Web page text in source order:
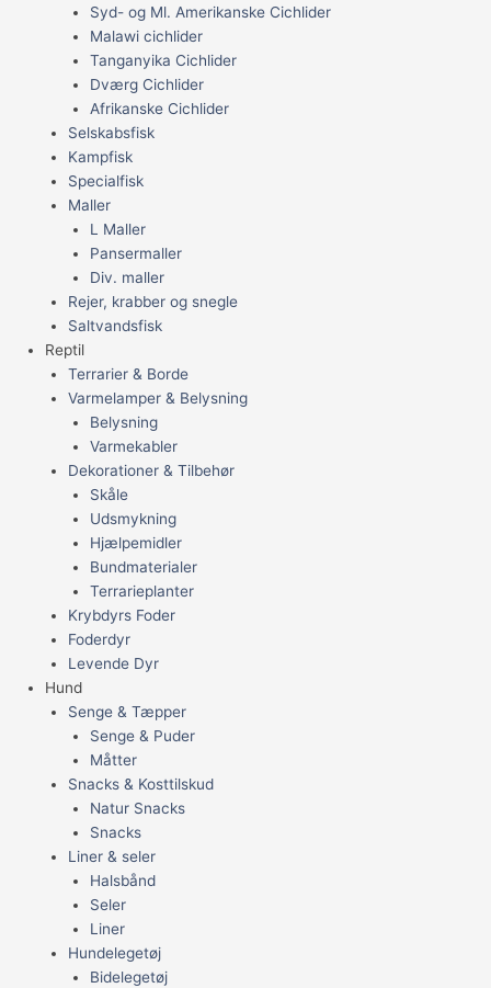
Syd- og Ml. Amerikanske Cichlider
Malawi cichlider
Tanganyika Cichlider
Dværg Cichlider
Afrikanske Cichlider
Selskabsfisk
Kampfisk
Specialfisk
Maller
L Maller
Pansermaller
Div. maller
Rejer, krabber og snegle
Saltvandsfisk
Reptil
Terrarier & Borde
Varmelamper & Belysning
Belysning
Varmekabler
Dekorationer & Tilbehør
Skåle
Udsmykning
Hjælpemidler
Bundmaterialer
Terrarieplanter
Krybdyrs Foder
Foderdyr
Levende Dyr
Hund
Senge & Tæpper
Senge & Puder
Måtter
Snacks & Kosttilskud
Natur Snacks
Snacks
Liner & seler
Halsbånd
Seler
Liner
Hundelegetøj
Bidelegetøj